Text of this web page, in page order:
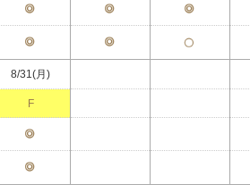
8/31(月)
F